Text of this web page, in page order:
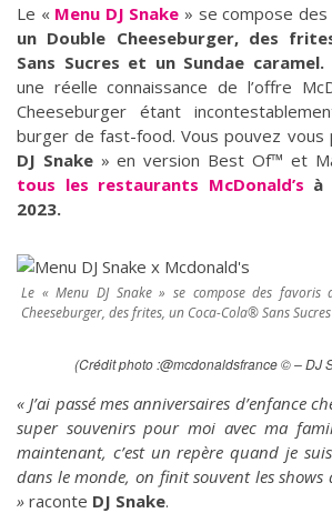
Le « Menu DJ Snake » se compose
un Double Cheeseburger, des
Sans Sucres et un Sundae caramel.
une réelle connaissance de l’offre
Cheeseburger étant
burger de fast-food. Vous pouvez vous
DJ Snake» en version Best Of™ et
tous les restaurants McDonald’s à
2023.
Le « Menu DJ Snake » se compose des favoris
Cheeseburger, des frites, un Coca-Cola® Sans
(Crédit photo :@mcdonaldsfrance© – DJ
« J’ai passé mes anniversaires d’enfance
super souvenirs pour moi avec ma
maintenant, c’est un repère quand je
dans le monde, on finit souvent les shows
» raconte DJ Snake.